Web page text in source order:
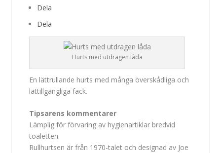
Dela
Dela
Hurts med utdragen låda
En lättrullande hurts med många överskådliga och
lättillgängliga fack.
Tipsarens kommentarer
Lämplig för förvaring av hygienartiklar bredvid
toaletten.
Rullhurtsen är från 1970-talet och designad av Joe